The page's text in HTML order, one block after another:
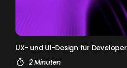
UX- und UI-De­sign für De­ve­l­oper
2 Minuten